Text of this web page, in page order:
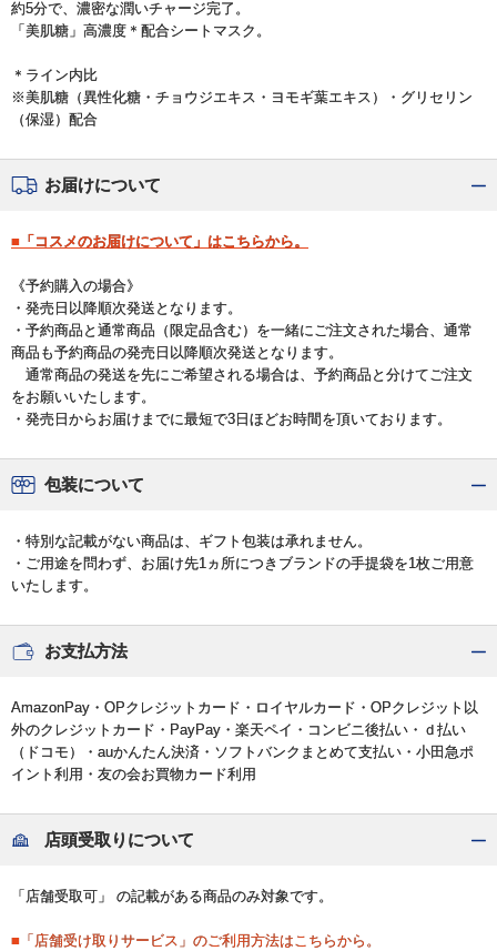
約5分で、濃密な潤いチャージ完了。
「美肌糖」高濃度＊配合シートマスク。
＊ライン内比
※美肌糖（異性化糖・チョウジエキス・ヨモギ葉エキス）・グリセリン
（保湿）配合
お届けについて
■「コスメのお届けについて」はこちらから。
《予約購入の場合》
・発売日以降順次発送となります。
・予約商品と通常商品（限定品含む）を一緒にご注文された場合、通常
商品も予約商品の発売日以降順次発送となります。
通常商品の発送を先にご希望される場合は、予約商品と分けてご注文
をお願いいたします。
・発売日からお届けまでに最短で3日ほどお時間を頂いております。
包装について
・特別な記載がない商品は、ギフト包装は承れません。
・ご用途を問わず、お届け先1ヵ所につきブランドの手提袋を1枚ご用意
いたします。
お支払方法
AmazonPay・OPクレジットカード・ロイヤルカード・OPクレジット以
外のクレジットカード・PayPay・楽天ペイ・コンビニ後払い・ｄ払い
（ドコモ）・auかんたん決済・ソフトバンクまとめて支払い・小田急ポ
イント利用・友の会お買物カード利用
店頭受取りについて
「店舗受取可」 の記載がある商品のみ対象です。
■「店舗受け取りサービス」のご利用方法はこちらから。